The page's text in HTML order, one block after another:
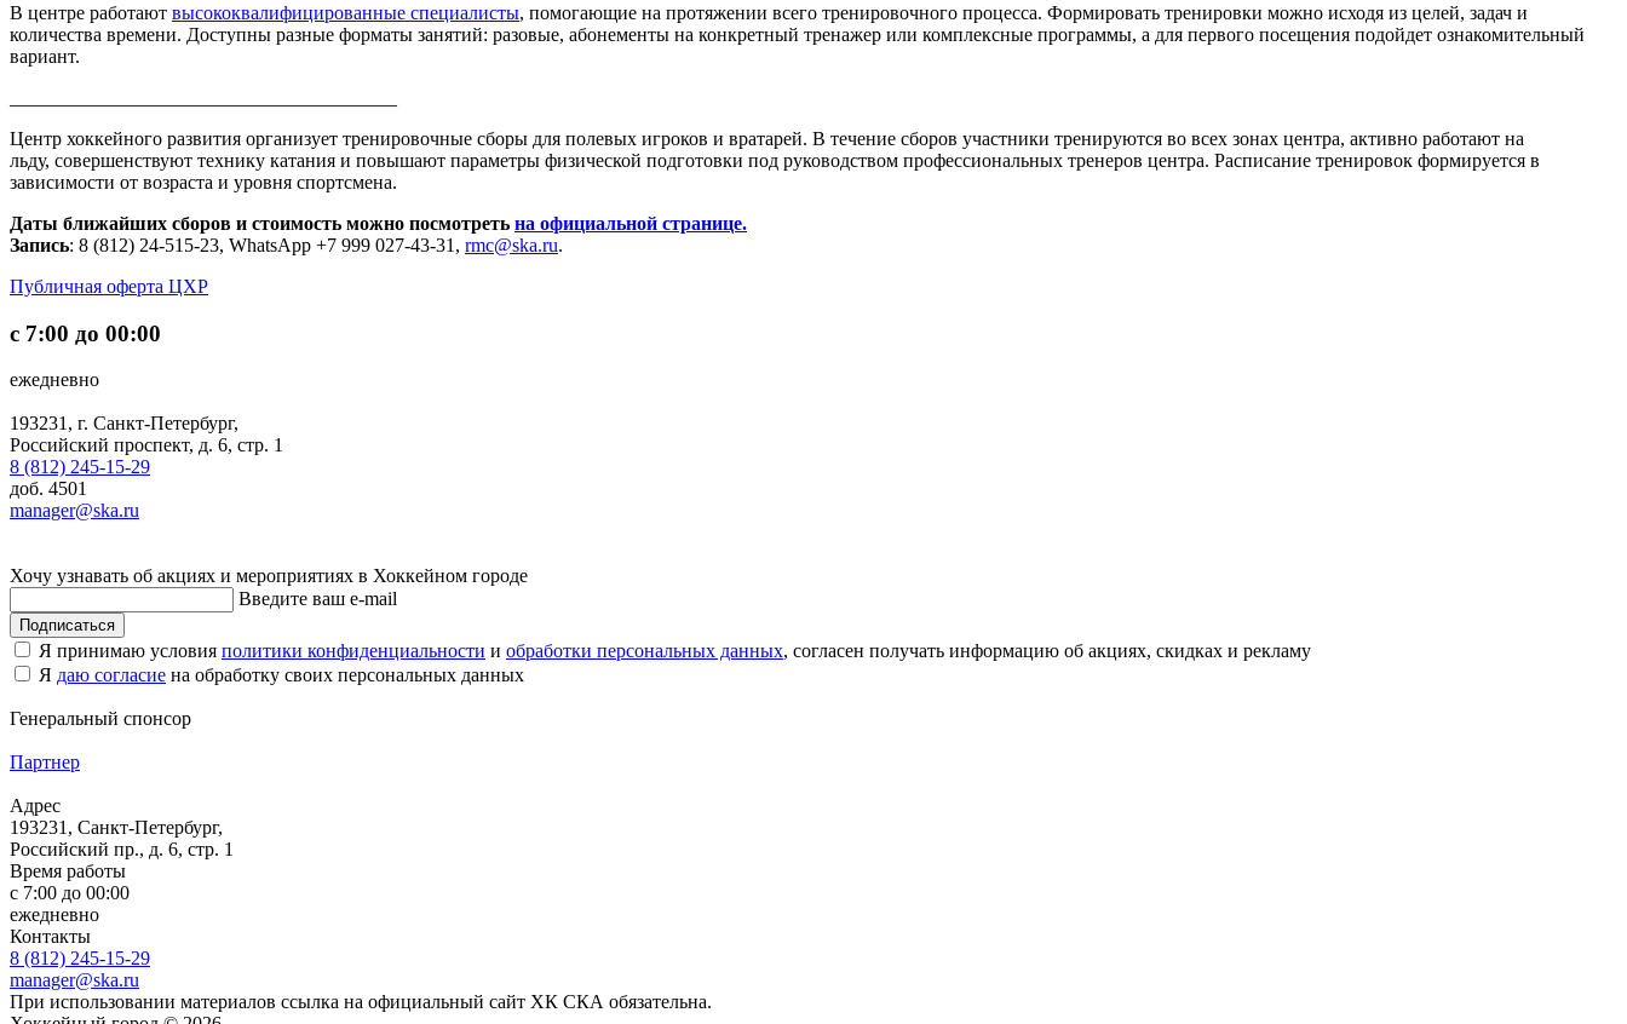
В центре работают высококвалифицированные специалисты, помогающие на протяжении всего тренировочного процесса. Формировать тренировки можно исходя из целей, задач и
количества времени. Доступны разные форматы занятий: разовые, абонементы на конкретный тренажер или комплексные программы, а для первого посещения подойдет ознакомительный
вариант.
Центр хоккейного развития организует тренировочные сборы для полевых игроков и вратарей. В течение сборов участники тренируются во всех зонах центра, активно работают на
льду, совершенствуют технику катания и повышают параметры физической подготовки под руководством профессиональных тренеров центра. Расписание тренировок формируется в
зависимости от возраста и уровня спортсмена.
Даты ближайших сборов и стоимость можно посмотреть на официальной странице.
Запись: 8 (812) 24-515-23, WhatsApp +7 999 027-43-31, rmc@ska.ru.
Публичная оферта ЦХР
с 7:00 до 00:00
ежедневно
193231, г. Санкт-Петербург,
Российский проспект, д. 6, стр. 1
8 (812) 245-15-29
доб. 4501
manager@ska.ru
Хочу узнавать об акциях и мероприятиях в Хоккейном городе
Введите ваш e-mail
Подписаться
Я принимаю условия политики конфиденциальности и обработки персональных данных, согласен получать информацию об акциях, скидках и рекламу
Я даю согласие на обработку своих персональных данных
Генеральный спонсор
Партнер
Адрес
193231, Санкт-Петербург,
Российский пр., д. 6, стр. 1
Время работы
с 7:00 до 00:00
ежедневно
Контакты
8 (812) 245-15-29
manager@ska.ru
При использовании материалов ссылка на официальный сайт ХК СКА обязательна.